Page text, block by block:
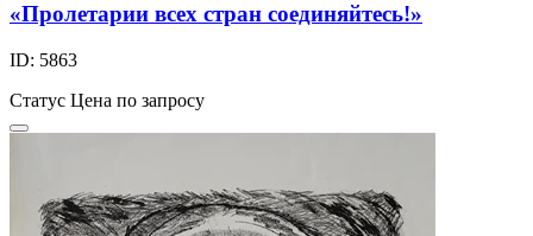
«Пролетарии всех стран соединяйтесь!»
ID: 5863
Статус Цена по запросу